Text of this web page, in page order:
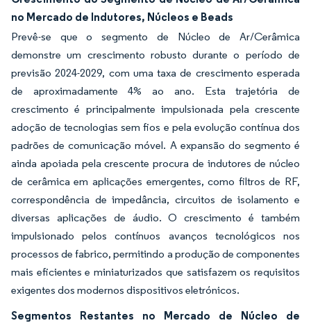
no Mercado de Indutores, Núcleos e Beads
Prevê-se que o segmento de Núcleo de Ar/Cerâmica
demonstre um crescimento robusto durante o período de
previsão 2024-2029, com uma taxa de crescimento esperada
de aproximadamente 4% ao ano. Esta trajetória de
crescimento é principalmente impulsionada pela crescente
adoção de tecnologias sem fios e pela evolução contínua dos
padrões de comunicação móvel. A expansão do segmento é
ainda apoiada pela crescente procura de indutores de núcleo
de cerâmica em aplicações emergentes, como filtros de RF,
correspondência de impedância, circuitos de isolamento e
diversas aplicações de áudio. O crescimento é também
impulsionado pelos contínuos avanços tecnológicos nos
processos de fabrico, permitindo a produção de componentes
mais eficientes e miniaturizados que satisfazem os requisitos
exigentes dos modernos dispositivos eletrónicos.
Segmentos Restantes no Mercado de Núcleo de